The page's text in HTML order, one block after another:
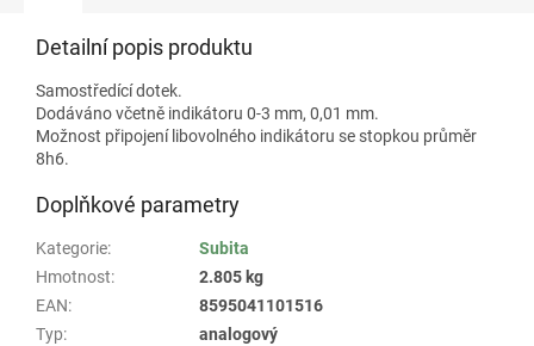
Detailní popis produktu
Samostředící dotek.
Dodáváno včetně indikátoru 0-3 mm, 0,01 mm.
Možnost připojení libovolného indikátoru se stopkou průměr
8h6.
Doplňkové parametry
Kategorie:
Subita
Hmotnost:
2.805 kg
EAN:
8595041101516
Typ: analogový